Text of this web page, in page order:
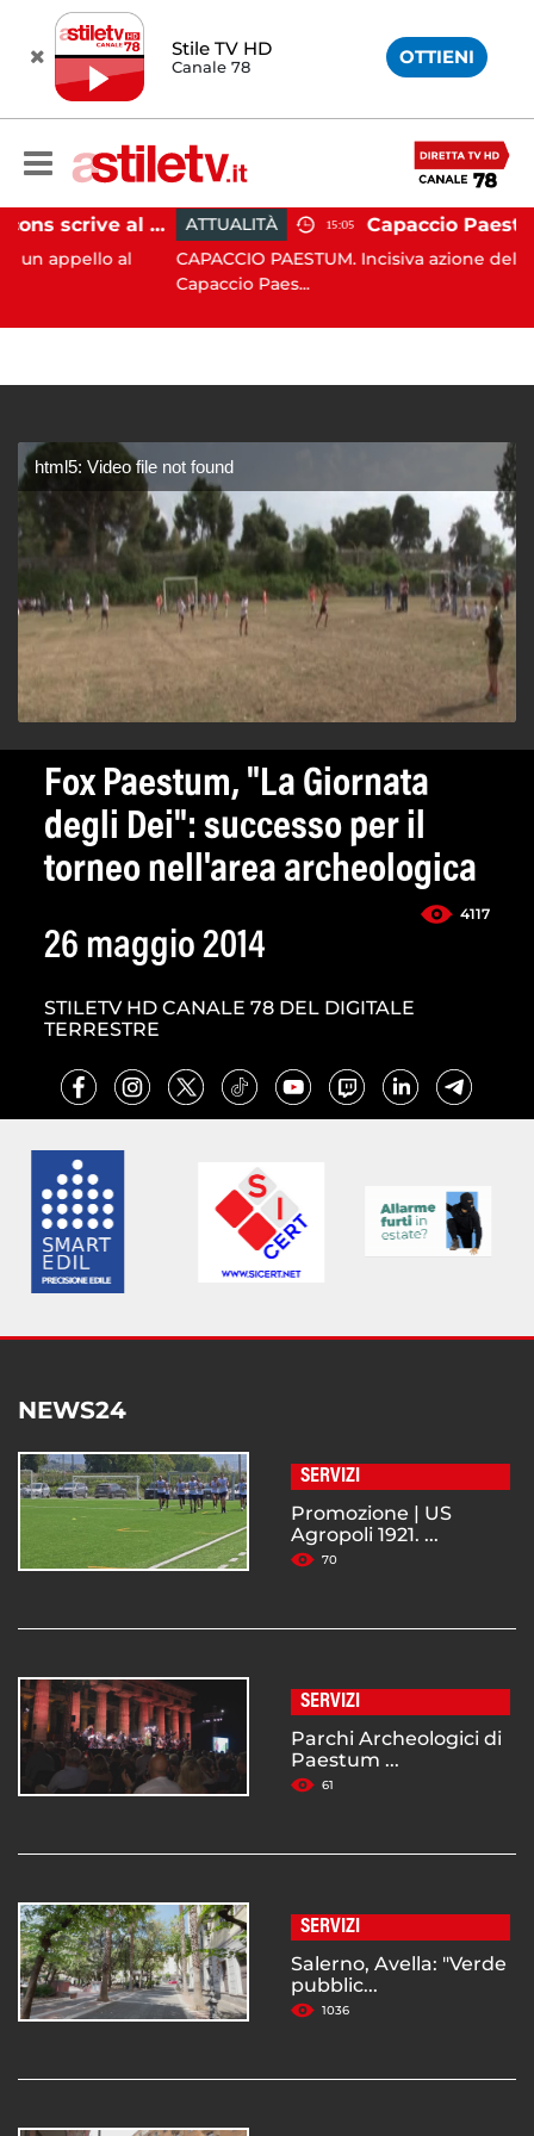
Stile TV HD
Canale 78 OTTIENI
Paestum, Codacons scrive al ministro Giuli: "Rilanciare scavi dell'Anfiteatro nell'area archeologica"
al
ATTUALITÀ 15:05
CAPACCIO PAESTUM. Incisiva azione del Comune
Capaccio Paes...
html5: Video file not found
Fox Paestum, "La Giornata
degli Dei": successo per il
torneo nell'area archeologica
4117
26 maggio 2014
STILETV HD CANALE 78 DEL DIGITALE
TERRESTRE
NEWS24
SERVIZI
Promozione | US
Agropoli 1921. ...
70
SERVIZI
Parchi Archeologici di
Paestum ...
61
SERVIZI
Salerno, Avella: "Verde
pubblic...
1036